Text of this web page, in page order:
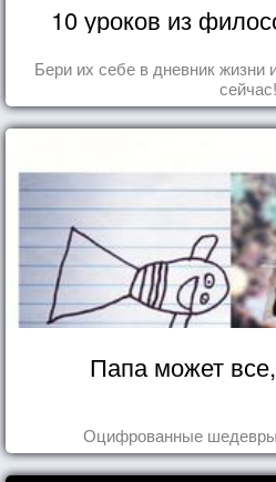
10 уроков из
Бери их себе в дневник жизни
сейчас!
Папа может
Оцифрованные